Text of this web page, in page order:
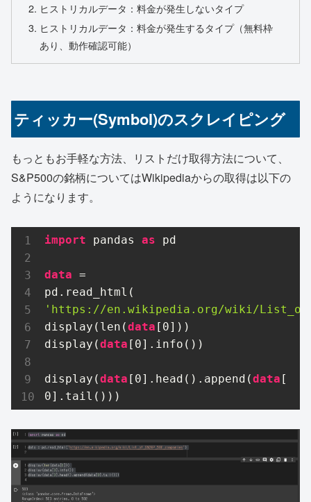
ヒストリカルデータ：料金が発生しないタイプ
ヒストリカルデータ：料金が発生するタイプ（無料枠
あり、動作確認可能）
ティッカー(Symbol)のスクレイピング
もっともお手軽な方法、リストだけ取得方法について、
S&P500の銘柄についてはWikipediaからの取得は以下の
ようになります。
import pandas as pd
data =
pd.read_html(
'https://en.wikipedia.org/wiki/
display(len(data [ 0]))
display(data [ 0].info())
display(data [ 0].head().append(data [
0].tail()))